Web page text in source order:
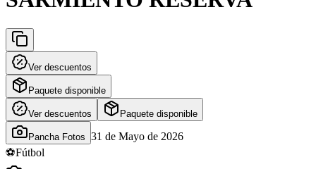
Ver descuentos
Paquete disponible
Ver descuentos Paquete disponible
Pancha Fotos 31 de Mayo de 2026
⚽Fútbol